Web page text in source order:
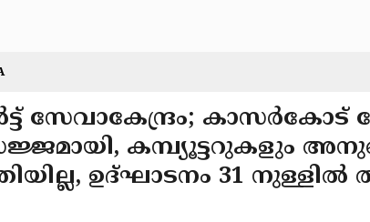
സേവാകേന്ദ്രം; കാസര്‍കോട്
സജ്ജമായി, കമ്പ്യൂട്ടറുകളും
ഉദ്ഘാടനം 31